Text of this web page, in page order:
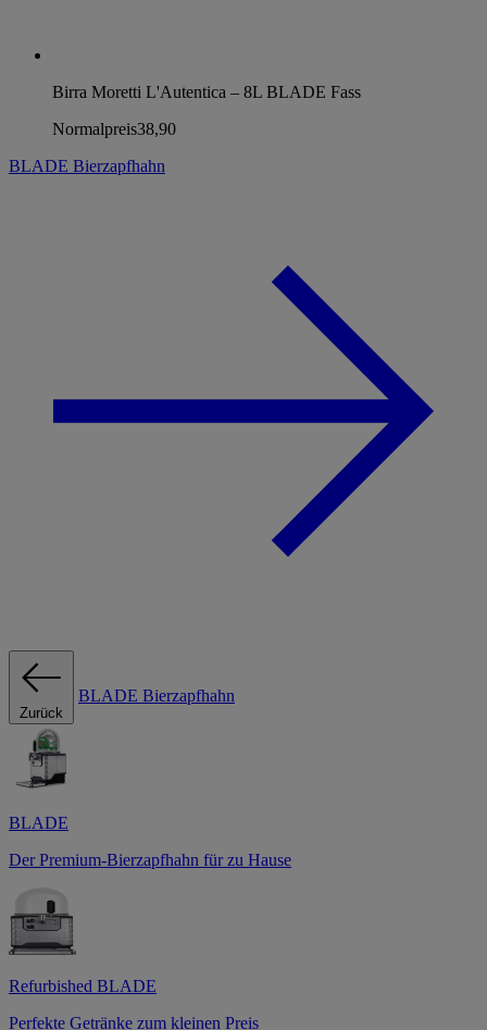
Birra Moretti L'Autentica – 8L BLADE Fass
Normalpreis38,90
BLADE Bierzapfhahn
Zurück
BLADE Bierzapfhahn
BLADE
Der Premium-Bierzapfhahn für zu Hause
Refurbished BLADE
Perfekte Getränke zum kleinen Preis